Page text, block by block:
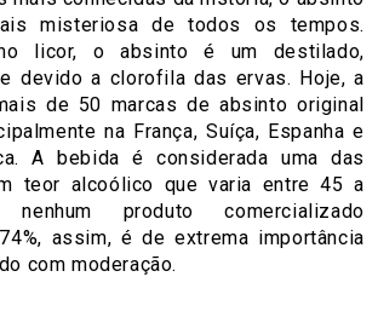
misteriosa de todos os tempos.
licor, o absinto é um destilado,
devido a clorofila das ervas. Hoje, a
de 50 marcas de absinto original
na França, Suíça, Espanha e
A bebida é considerada uma das
teor alcoólico que varia entre 45 a
produto comercializado
assim, é de extrema importância
com moderação.